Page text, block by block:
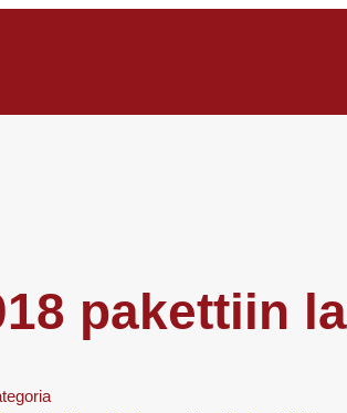
pakettiin